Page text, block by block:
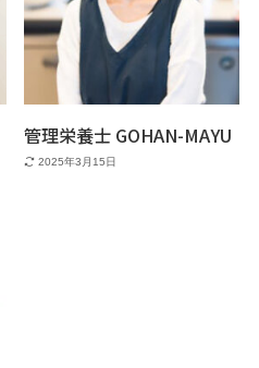
管理栄養士 GOHAN-MAYU
2025年3月15日